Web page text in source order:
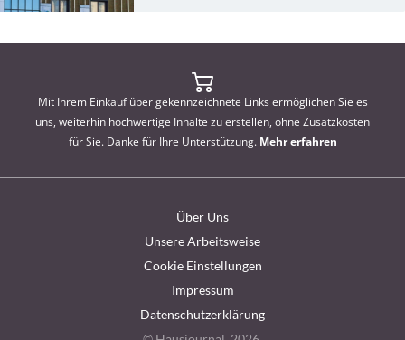
Mit Ihrem Einkauf über gekennzeichnete Links ermöglichen Sie es
uns, weiterhin hochwertige Inhalte zu erstellen, ohne Zusatzkosten
für Sie. Danke für Ihre Unterstützung. Mehr erfahren
Über Uns
Unsere Arbeitsweise
Cookie Einstellungen
Impressum
Datenschutzerklärung